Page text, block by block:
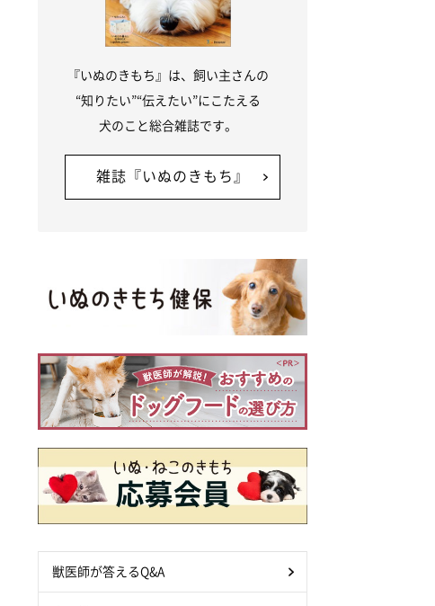
『いぬのきもち』は、飼い主さんの
“知りたい”“伝えたい”にこたえる
犬のこと総合雑誌です。
雑誌『いぬのきもち』
獣医師が答えるQ&A